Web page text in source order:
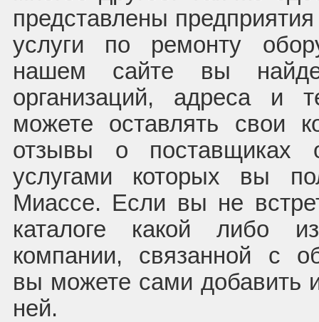
представлены
услуги по ремонту
нашем сайте вы
организаций, адреса и
можете оставлять свои
отзывы о поставщиках
услугами которых вы
Миассе. Если вы не
каталоге какой либо
компании, связанной с
вы можете сами добавить
ней.